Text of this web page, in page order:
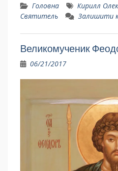
Головна Кирилл
Святитель
Залишити
Великомученик
06/21/2017